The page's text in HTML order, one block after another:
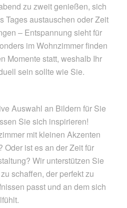
zu zweit genießen, sich
Tages austauschen oder Zeit
– Entspannung sieht für
im Wohnzimmer finden
Momente statt, weshalb Ihr
sein sollte wie Sie.
Auswahl an Bildern für Sie
Sie sich inspirieren!
mit kleinen Akzenten
Oder ist es an der Zeit für
Wir unterstützen Sie
schaffen, der perfekt zu
passt und an dem sich